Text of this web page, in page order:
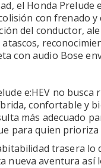
el Honda
con frenado
del conductor,
con audio Bose
e:HEV no
confortable y
más adecuado
para quien
trasera
nueva aventura así